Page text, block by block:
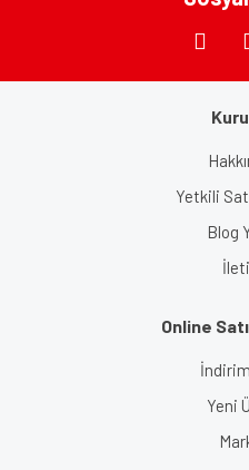
Yetkili
Blog
Online
Yeni